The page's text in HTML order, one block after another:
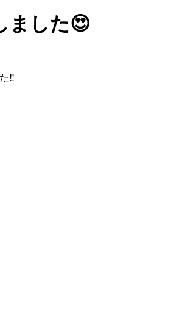
ました😍
‼️